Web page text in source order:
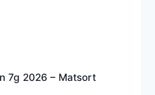
7g 2026 – Matsort